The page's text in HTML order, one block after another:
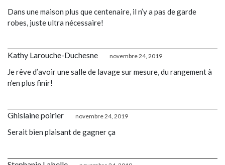
Dans une maison plus que centenaire, il n’y a pas de garde
robes, juste ultra nécessaire!
Kathy Larouche-Duchesne novembre 24, 2019
Je rêve d’avoir une salle de lavage sur mesure, du rangement à
n’en plus finir!
Ghislaine poirier novembre 24, 2019
Serait bien plaisant de gagner ça